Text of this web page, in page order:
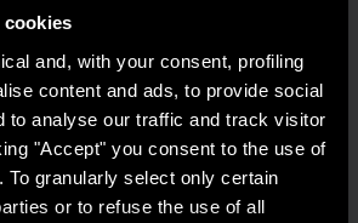
cookies
and, with your consent, profiling
content and ads, to provide social
to analyse our traffic and track visitor
"Accept" you consent to the use of
To granularly select only certain
or to refuse the use of all